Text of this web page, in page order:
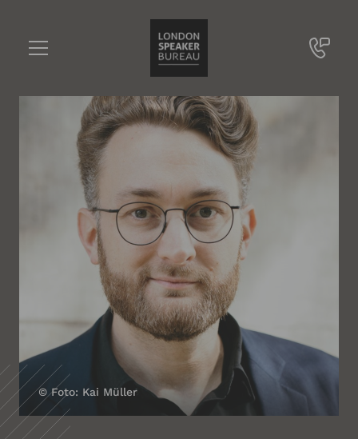
Johannes Kleske
•••
© Foto: Kai Müller
Sie haben Fragen?
+49 721 9209 8228
Johannes Kleske
Online Anfrage
IHRE KONTAKTDATEN
Ihr Name